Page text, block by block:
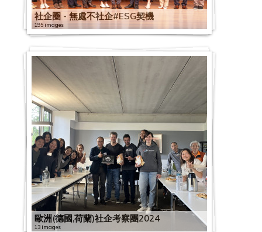
社企圈 - 無處不社企#ESG契機
195 images
歐洲(德國,荷蘭)社企考察團2024
13 images